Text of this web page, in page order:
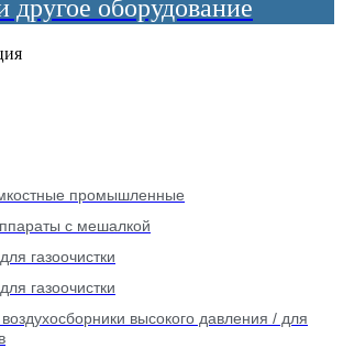
промышленные
с мешалкой
газоочистки
газоочистки
высокого давления / для